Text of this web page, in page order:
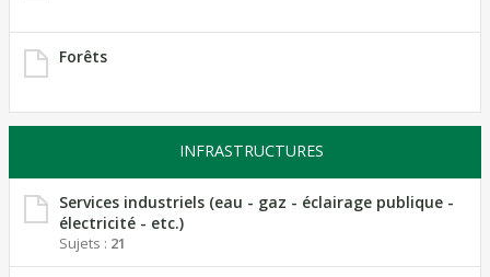
Forêts
INFRASTRUCTURES
Services industriels (eau - gaz - éclairage publique -
électricité - etc.)
Sujets : 21